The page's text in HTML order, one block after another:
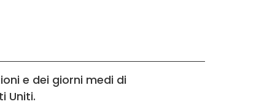
e dei giorni medi di
Uniti.